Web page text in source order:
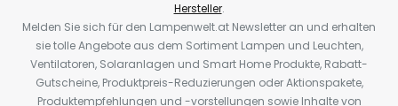
Hersteller.
Melden Sie sich für den Lampenwelt.at Newsletter an und erhalten
sie tolle Angebote aus dem Sortiment Lampen und Leuchten,
Ventilatoren, Solaranlagen und Smart Home Produkte, Rabatt-
Gutscheine, Produktpreis-Reduzierungen oder Aktionspakete,
Produktempfehlungen und -vorstellungen sowie Inhalte von